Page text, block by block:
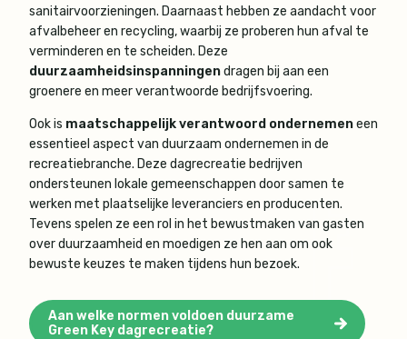
sanitairvoorzieningen. Daarnaast hebben ze aandacht voor
afvalbeheer en recycling, waarbij ze proberen hun afval te
verminderen en te scheiden. Deze
duurzaamheidsinspanningendragen bij aan een
groenere en meer verantwoorde bedrijfsvoering.
Ook is maatschappelijk verantwoord ondernemeneen
essentieel aspect van duurzaam ondernemen in de
recreatiebranche. Deze dagrecreatie bedrijven
ondersteunen lokale gemeenschappen door samen te
werken met plaatselijke leveranciers en producenten.
Tevens spelen ze een rol in het bewustmaken van gasten
over duurzaamheid en moedigen ze hen aan om ook
bewuste keuzes te maken tijdens hun bezoek.
Aan welke normen voldoen duurzame
Green Key dagrecreatie?